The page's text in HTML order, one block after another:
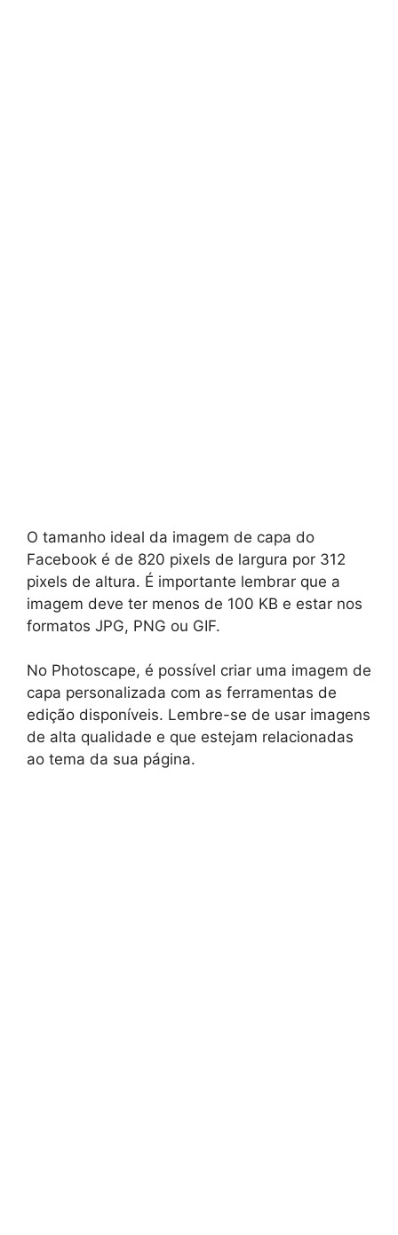
O tamanho ideal da imagem de capa do
Facebook é de 820 pixels de largura por 312
pixels de altura. É importante lembrar que a
imagem deve ter menos de 100 KB e estar nos
formatos JPG, PNG ou GIF.
No Photoscape, é possível criar uma imagem de
capa personalizada com as ferramentas de
edição disponíveis. Lembre-se de usar imagens
de alta qualidade e que estejam relacionadas
ao tema da sua página.